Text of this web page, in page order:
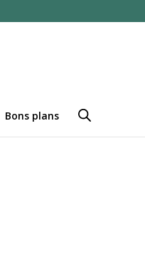
Bons plans